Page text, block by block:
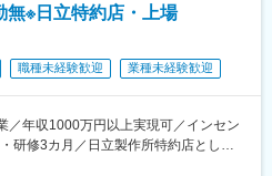
＞
報告書
員（13名）の計17名の方が所属して
応じて案件を振り分けています。機器
することがありますが、夜間や休日
※日立特約店・上場
職種未経験歓迎 業種未経験歓迎
年収1000万円以上実現可／インセン
研修3カ月／日立製作所特約店として